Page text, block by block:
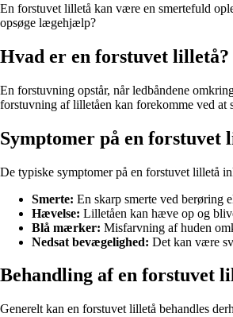
En forstuvet lilletå kan være en smertefuld
opsøge lægehjælp?
Hvad er en forstuvet lilletå?
En forstuvning opstår, når ledbåndene
forstuvning af lilletåen kan forekomme ved at
Symptomer på en forstuvet
De typiske symptomer på en forstuvet lilletå
Smerte: En skarp smerte ved berøring
Hævelse: Lilletåen kan hæve op og
Blå mærker: Misfarvning af huden
Nedsat bevægelighed: Det kan være
Behandling af en forstuvet
Generelt kan en forstuvet lilletå behandles